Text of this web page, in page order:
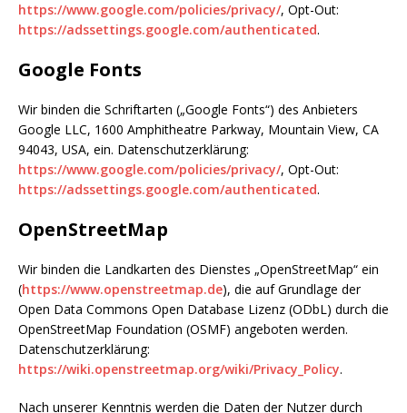
https://www.google.com/policies/privacy/, Opt-Out:
https://adssettings.google.com/authenticated.
Google Fonts
Wir binden die Schriftarten („Google Fonts“) des Anbieters
Google LLC, 1600 Amphitheatre Parkway, Mountain View, CA
94043, USA, ein. Datenschutzerklärung:
https://www.google.com/policies/privacy/, Opt-Out:
https://adssettings.google.com/authenticated.
OpenStreetMap
Wir binden die Landkarten des Dienstes „OpenStreetMap“ ein
(https://www.openstreetmap.de), die auf Grundlage der
Open Data Commons Open Database Lizenz (ODbL) durch die
OpenStreetMap Foundation (OSMF) angeboten werden.
Datenschutzerklärung:
https://wiki.openstreetmap.org/wiki/Privacy_Policy.
Nach unserer Kenntnis werden die Daten der Nutzer durch